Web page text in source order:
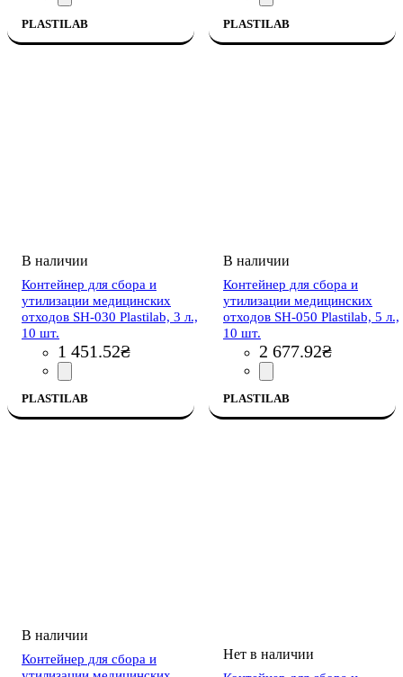
PLASTILAB PLASTILAB
Контейнер для сбора и
утилизации медицинских
отходов SH-030 Plastilab, 3 л.,
10 шт.
1 451.52₴
PLASTILAB
Контейнер для сбора и
утилизации медицинских
отходов SH-050 Plastilab, 5 л.,
10 шт.
2 677.92₴
PLASTILAB
Контейнер для сбора и